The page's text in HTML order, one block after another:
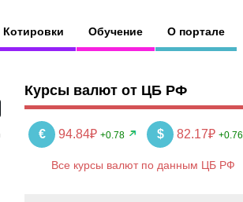
Котировки Обучение О портале
Курсы валют от ЦБ РФ
€ 94.84₽ +0.78 $ 82.17₽ +0.76
Все курсы валют по данным ЦБ РФ